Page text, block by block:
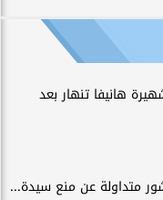
هانيفا تنهار بعد
متداولة عن منع سيدة...